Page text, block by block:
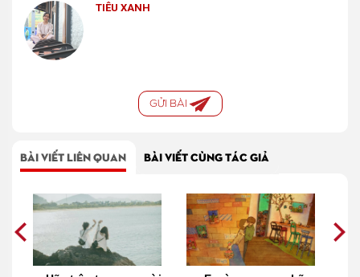
TIÊU XANH
GỬI BÀI
BÀI VIẾT LIÊN QUAN BÀI VIẾT CÙNG TÁC GIẢ